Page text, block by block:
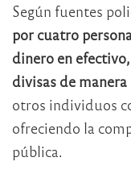
Según fuentes
por cuatro
dinero en
divisas de
otros individuos
ofreciendo la
pública.